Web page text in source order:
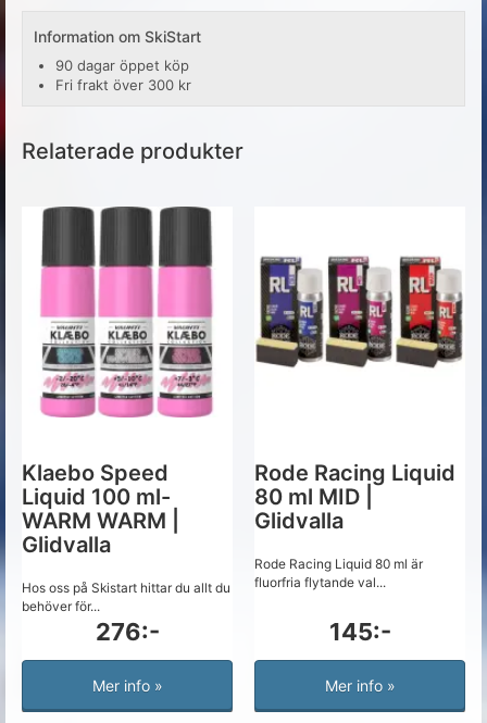
Information om SkiStart
90 dagar öppet köp
Fri frakt över 300 kr
Relaterade produkter
Klaebo Speed
Liquid 100 ml-
WARM WARM |
Glidvalla
Hos oss på Skistart hittar du allt du
behöver för...
276:-
Mer info »
Rode Racing Liquid
80 ml MID |
Glidvalla
Rode Racing Liquid 80 ml är
fluorfria flytande val...
145:-
Mer info »